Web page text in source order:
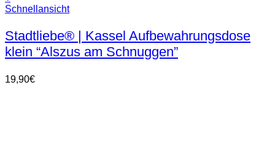
Schnellansicht
Stadtliebe® | Kassel Aufbewahrungsdose
klein “Alszus am Schnuggen”
19,90€